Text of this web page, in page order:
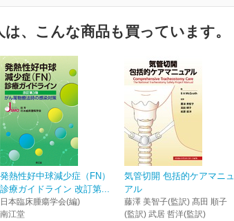
、こんな商品も買っています。
発熱性好中球減少症（FN）
診療ガイドライン 改訂第...
日本臨床腫瘍学会(編)
南江堂
気管切開 包括的ケアマニュ
アル
藤澤 美智子(監訳) 髙田 順子
(監訳) 武居 哲洋(監訳)